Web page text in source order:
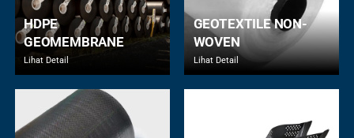
HDPE
GEOMEMBRANE
Lihat Detail
GEOTEXTILE NON-
WOVEN
Lihat Detail